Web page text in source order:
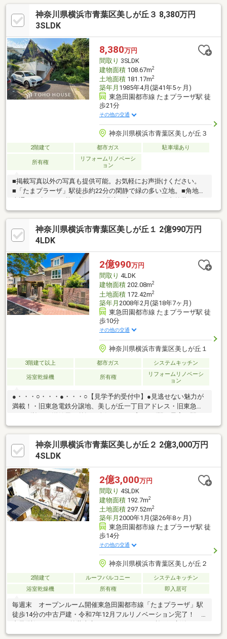
年の信頼で未公開情報多数のリビングライフがご紹介します。宅
建士×FP×住宅ローンアドバイザーの資格を併せ持つ『ライフ・エ
キスパート・プランナー』がお客様の老後も見据えたライフプラ
〈0120-502-278〉☆
神奈川県横浜市青葉区美しが丘３ 8,380万円
3SLDK
8,380万円
間取り 3SLDK
建物面積108.67m2
土地面積181.17m2
築年月 1985年4月(築41年5ヶ月)
東急田園都市線 たまプラーザ駅 徒
歩21分
その他の交通
神奈川県横浜市青葉区美しが丘３
2階建て 都市ガス 駐車場あり
所有権
リフォームリノベーシ
ョン
■掲載写真以外の写真も提供可能。お気軽にお声掛けください。
■「たまプラーザ」駅徒歩約22分の閑静で緑の多い立地。■角地で
ォーム済み。木の特性を生かした3LDK。■開放的な芝生のお庭
と、約15帖のゆったりとしたLDK。【３６５日 年中無休】見学
予約システムに対象日付が指定できない場合でも、原則即日ご対
応可能です。【住宅ローンに強い！】指定機関はなく、都市銀行
績と安心のアフターサポートでお客様ファーストを実現いたしま
す。
神奈川県横浜市青葉区美しが丘１ 2億990万円
4LDK
2億990万円
間取り 4LDK
建物面積202.08m2
土地面積172.42m2
築年月 2008年2月(築18年7ヶ月)
東急田園都市線 たまプラーザ駅 徒
歩10分
その他の交通
神奈川県横浜市青葉区美しが丘１
3階建て以上 都市ガス システムキッチン
浴室乾燥機 所有権
リフォームリノベーシ
ョン
●・・・○・・・●・・・○【見学予約受付中】●見逃せない魅力が
満載！・旧東急電鉄分譲地、美しが丘一丁目アドレス・旧東急ホ
山内公園に隣接した落ち着いた住環境・リビングダイニングには
開放感のある吹抜け・お子様の遊び場や客間など多目的に使用で
きる和室・広々とした前面道路で車の出入りもスムーズ写真や資
料だけでは伝わらない、現地ならではの魅力も丁寧にご案内いた
ご体感ください。●・・・○・・・●・・・○◇キッズコーナー完備
◇提携駐車場あり◇ご来店プレゼントあり◇
神奈川県横浜市青葉区美しが丘２ 2億3,000万円
4SLDK
2億3,000万円
間取り 4SLDK
建物面積192.7m2
土地面積297.52m2
築年月 2000年1月(築26年8ヶ月)
東急田園都市線 たまプラーザ駅 徒
歩14分
その他の交通
神奈川県横浜市青葉区美しが丘２
2階建て ルーフバルコニー
システムキッチン
浴室乾燥機
所有権 即入居可
毎週末 オープンルーム開催東急田園都市線「たまプラーザ」駅
徒歩14分の中古戸建・令和7年12月フルリノベーション完了！
うなデザイン性と機能性両立させてハイグレード仕様・LDK32.5